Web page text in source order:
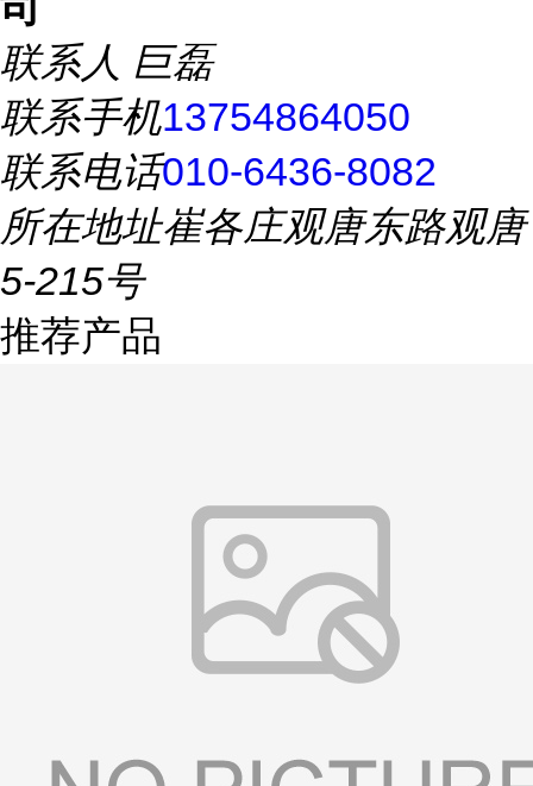
联系人 巨磊
联系手机13754864050
联系电话010-6436-8082
所在地址崔各庄观唐东路观唐
5-215号
推荐产品